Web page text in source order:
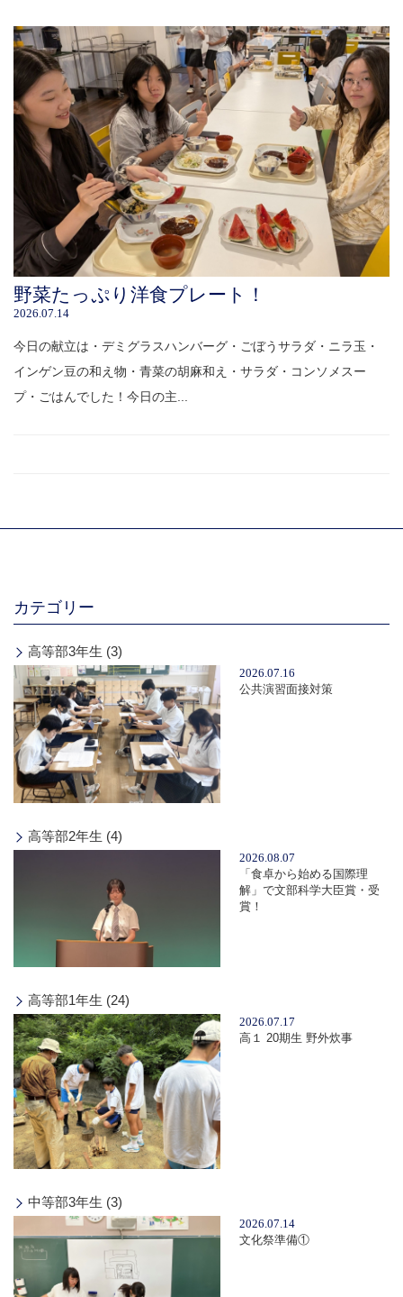
野菜たっぷり洋食プレート！
2026.07.14
今日の献立は・デミグラスハンバーグ・ごぼうサラダ・ニラ玉・
インゲン豆の和え物・青菜の胡麻和え・サラダ・コンソメスー
プ・ごはんでした！今日の主...
カテゴリー
高等部3年生 (3)
2026.07.16
公共演習面接対策
高等部2年生 (4)
2026.08.07
「食卓から始める国際理
解」で文部科学大臣賞・受
賞！
高等部1年生 (24)
2026.07.17
高１ 20期生 野外炊事
中等部3年生 (3)
2026.07.14
文化祭準備①